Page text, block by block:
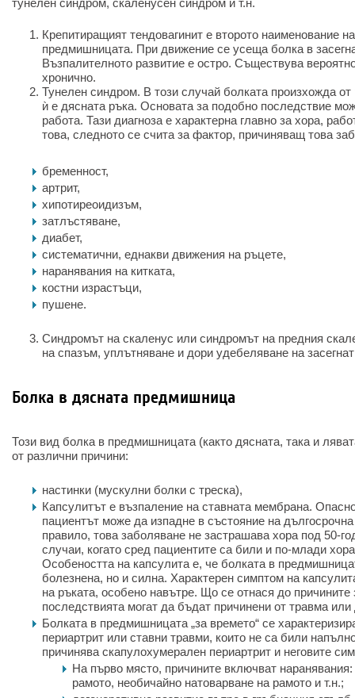
тунелен синдром, скаленусен синдром и т.н.
Крепитиращият тендовагинит е второто наименование
предмишницата. При движение се усеща болка в
Възпалителното развитие е остро. Съществува
хронично.
Тунелен синдром. В този случай болката произхожда
ѝ е дясната ръка. Основата за подобно последствие
работа. Тази диагноза е характерна главно за хора,
това, следното се счита за фактор, причиняващ това
бременност,
артрит,
хипотиреоидизъм,
затлъстяване,
диабет,
систематични, еднакви движения на ръцете,
наранявания на китката,
костни израстъци,
пушене.
Синдромът на скаленус или синдромът на предния
на спазъм, уплътняване и дори удебеляване на
Болка в дясната предмишница
Този вид болка в предмишницата (както дясната, така и
от различни причини:
настинки (мускулни болки с треска),
Капсулитът е възпаление на ставната мембрана.
пациентът може да изпадне в състояние на
правило, това заболяване не застрашава хора под 50-
случаи, когато сред пациентите са били и по-млади
Особеността на капсулита е, че болката в
болезнена, но и силна. Характерен симптом на
на ръката, особено навътре. Що се отнася до причините
последствията могат да бъдат причинени от травма
Болката в предмишницата „за времето“ се
периартрит или ставни травми, които не са били
причинява скапулохумерален периартрит и неговите
На първо място, причините включват
рамото, необичайно натоварване на рамото и т.н.;